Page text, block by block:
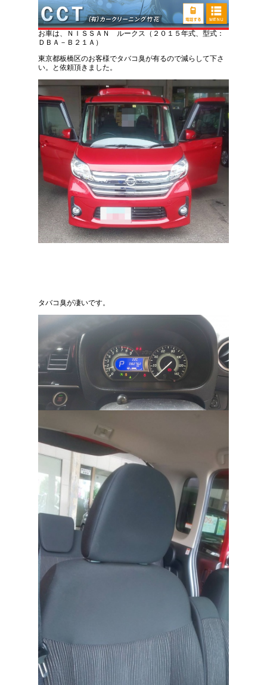
日産 ルークス タバコ臭い取り車内清掃
お車は、ＮＩＳＳＡＮ ルークス（２０１５年式、型式：
ＤＢＡ－Ｂ２１Ａ）
東京都板橋区のお客様でタバコ臭が有るので減らして下さ
い。と依頼頂きました。
タバコ臭が凄いです。